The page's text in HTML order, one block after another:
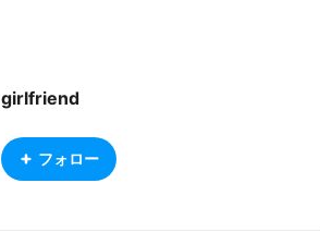
girlfriend
フォロー